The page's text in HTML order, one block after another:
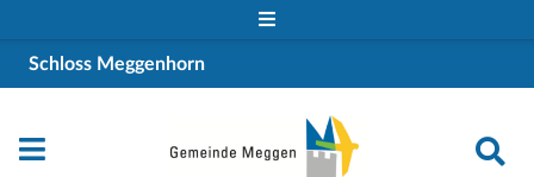
Schloss Meggenhorn